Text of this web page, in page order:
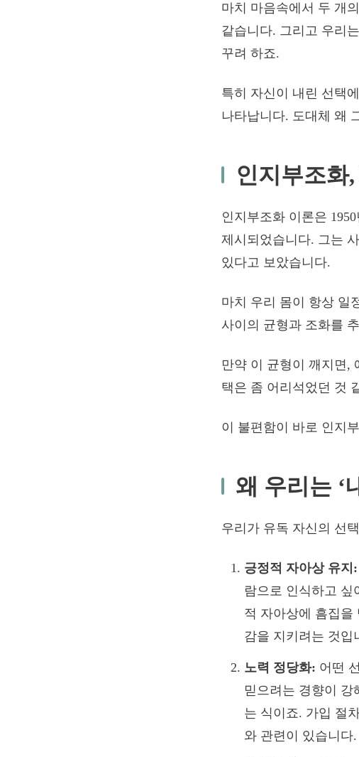
마치 마음속에서 두 개
같습니다. 그리고 우리
꾸려 하죠.
특히 자신이 내린 선택
나타납니다. 도대체 왜
인지부조화
인지부조화 이론은
제시되었습니다. 그는
있다고 보았습니다.
마치 우리 몸이 항상 일
사이의 균형과 조화를
만약 이 균형이 깨지면,
택은 좀 어리석었던 것
이 불편함이 바로 인지
왜 우리는 ‘
우리가 유독 자신의 선
긍정적 자아상 유지:
람으로 인식하고 싶
적 자아상에 흠집을
감을 지키려는 것입
노력 정당화: 어떤
믿으려는 경향이 강
는 식이죠. 가입 절
와 관련이 있습니다.